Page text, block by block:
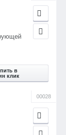
в
клик
00028